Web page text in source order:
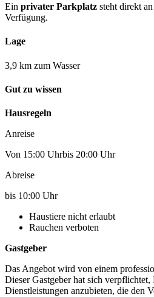
Ein privater Parkplatz steht direkt
Verfügung.
Lage
3,9 km zum Wasser
Gut zu wissen
Hausregeln
Anreise
Von 15:00 Uhrbis 20:00 Uhr
Abreise
bis 10:00 Uhr
Haustiere nicht erlaubt
Rauchen verboten
Gastgeber
Das Angebot wird von einem
Dieser Gastgeber hat sich verpflichtet,
Dienstleistungen anzubieten, die den